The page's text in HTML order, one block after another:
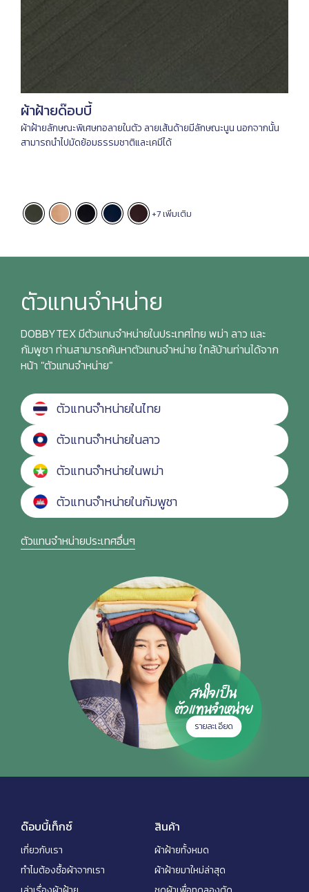
ผ้าฝ้ายด๊อบบี้
ผ้าฝ้ายลักษณะพิเศษทอลายในตัว ลายเส้นด้ายมีลักษณะนูน นอกจากนั้น
สามารถนำไปมัดย้อมธรรมชาติและเคมีได้
+7 เพิ่มเติม
ตัวแทนจำหน่าย
DOBBYTEX มีตัวแทนจำหน่ายในประเทศไทย พม่า ลาว และ
กัมพูชา ท่านสามารถค้นหาตัวแทนจำหน่าย ใกล้บ้านท่านได้จาก
หน้า "ตัวแทนจำหน่าย"
ตัวแทนจำหน่ายในไทย
ตัวแทนจำหน่ายในลาว
ตัวแทนจำหน่ายในพม่า
ตัวแทนจำหน่ายในกัมพูชา
ตัวแทนจำหน่ายประเทศอื่นๆ
สนใจเป็น
ตัวแทนจำหน่าย
รายละเอียด
ด๊อบบี้เท็กซ์
เกี่ยวกับเรา
ทำไมต้องซื้อผ้าจากเรา
สินค้า
ผ้าฝ้ายทั้งหมด
ผ้าฝ้ายมาใหม่ล่าสุด